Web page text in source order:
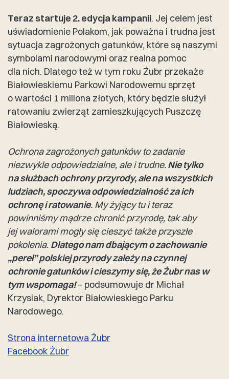
Teraz startuje 2. edycja kampanii. Jej celem jest
uświadomienie Polakom, jak poważna i trudna jest
sytuacja zagrożonych gatunków, które są naszymi
symbolami narodowymi oraz realna pomoc
dla nich. Dlatego też w tym roku Żubr przekaże
Białowieskiemu Parkowi Narodowemu sprzęt
o wartości 1 miliona złotych, który będzie służył
ratowaniu zwierząt zamieszkujących Puszczę
Białowieską.
Ochrona zagrożonych gatunków to zadanie
niezwykle odpowiedzialne, ale i trudne.Nie tylko
na służbach ochrony przyrody, ale na wszystkich
ludziach, spoczywa odpowiedzialność za ich
ochronę i ratowanie. My żyjący tu i teraz
powinniśmy mądrze chronić przyrodę, tak aby
jej walorami mogły się cieszyć także przyszłe
pokolenia. Dlatego nam dbającym o zachowanie
„pereł” polskiej przyrody zależy na czynnej
ochronie gatunków i cieszymy się, że Żubr nas w
tym wspomaga!– podsumowuje dr Michał
Krzysiak, Dyrektor Białowieskiego Parku
Narodowego.
Strona internetowa Żubr
Facebook Żubr